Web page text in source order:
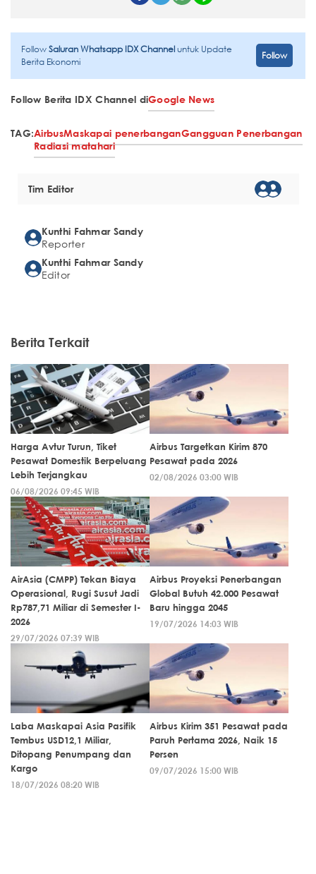
FollowSaluran Whatsapp IDX Channeluntuk Update
Berita Ekonomi
Follow
Follow Berita IDX Channel diGoogle News
TAG:AirbusMaskapai penerbanganGangguan Penerbangan
Radiasi matahari
Tim Editor
Kunthi Fahmar Sandy
Reporter
Kunthi Fahmar Sandy
Editor
Berita Terkait
Harga Avtur Turun, Tiket
Pesawat Domestik Berpeluang
Lebih Terjangkau
06/08/2026 09:45 WIB
Airbus Targetkan Kirim 870
Pesawat pada 2026
02/08/2026 03:00 WIB
AirAsia (CMPP) Tekan Biaya
Operasional, Rugi Susut Jadi
Rp787,71 Miliar di Semester I-
2026
29/07/2026 07:39 WIB
Airbus Proyeksi Penerbangan
Global Butuh 42.000 Pesawat
Baru hingga 2045
19/07/2026 14:03 WIB
Laba Maskapai Asia Pasifik
Tembus USD12,1 Miliar,
Ditopang Penumpang dan
Kargo
18/07/2026 08:20 WIB
Airbus Kirim 351 Pesawat pada
Paruh Pertama 2026, Naik 15
Persen
09/07/2026 15:00 WIB